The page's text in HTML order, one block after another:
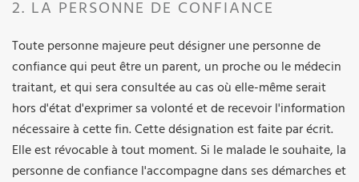
2. LA PERSONNE DE CONFIANCE
Toute personne majeure peut désigner une personne de
confiance qui peut être un parent, un proche ou le médecin
traitant, et qui sera consultée au cas où elle-même serait
hors d'état d'exprimer sa volonté et de recevoir l'information
nécessaire à cette fin. Cette désignation est faite par écrit.
Elle est révocable à tout moment. Si le malade le souhaite, la
personne de confiance l'accompagne dans ses démarches et